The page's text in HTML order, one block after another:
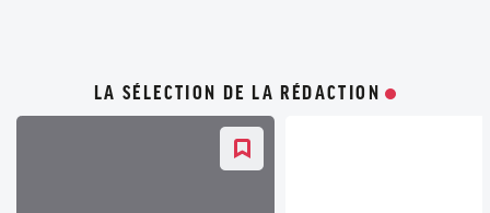
LA SÉLECTION DE LA RÉDACTION